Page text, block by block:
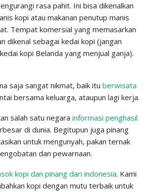
rasa pahit. Ini bisa dikenalkan
kopi atau makanan penutup manis
Tempat komersial yang memasarkan
dikenal sebagai kedai kopi (jangan
kopi Belanda yang menjual ganja).
saja sangat nikmat, baik itu berwisata
bersama keluarga, ataupun lagi kerja.
salah satu negara informasi penghasil
di dunia. Begitupun juga pinang
untuk mengunyah, pakan ternak
dan pewarnaan.
kopi dan pinang dari indonesia. Kami
kopi dengan mutu terbaik untuk